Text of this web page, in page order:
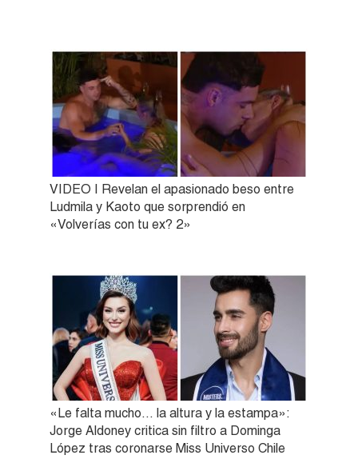
VIDEO | Revelan el apasionado beso entre
Ludmila y Kaoto que sorprendió en
«Volverías con tu ex? 2»
«Le falta mucho… la altura y la estampa»:
Jorge Aldoney critica sin filtro a Dominga
López tras coronarse Miss Universo Chile